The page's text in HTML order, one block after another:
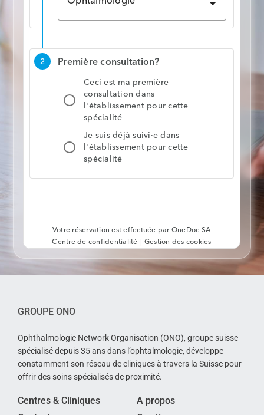
GROUPE ONO
Ophthalmologic Network Organisation (ONO), groupe suisse
spécialisé depuis 35 ans dans l’ophtalmologie, développe
constamment son réseau de cliniques à travers la Suisse pour
offrir des soins spécialisés de proximité.
Centres & Cliniques
A propos